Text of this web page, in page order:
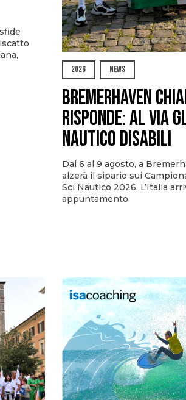
2026 NEWS
Bremerhaven
risponde: al via
Nautico Disabili
Dal 6 al 9 agosto, a
alzerà il sipario sui
Sci Nautico 2026. L’Italia
appuntamento